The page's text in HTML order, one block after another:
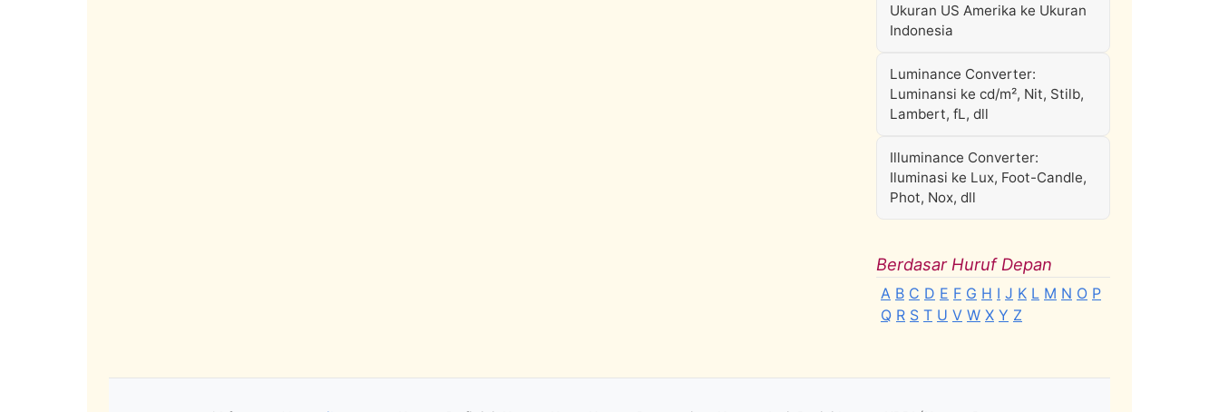
Ukuran US Amerika ke Ukuran
Indonesia
Luminance Converter:
Luminansi ke cd/m², Nit, Stilb,
Lambert, fL, dll
Illuminance Converter:
Iluminasi ke Lux, Foot-Candle,
Phot, Nox, dll
Berdasar Huruf Depan
A B C D E F G H I J K L M N O P
Q R S T U V W X Y Z